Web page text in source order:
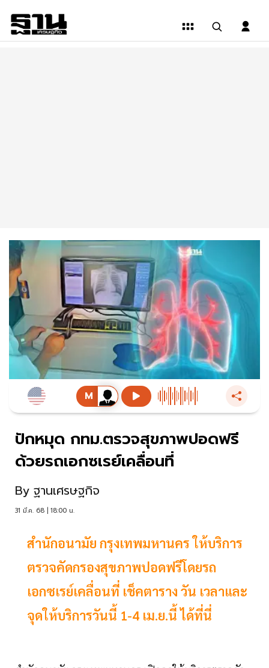
ปักหมุด กทม.ตรวจสุขภาพปอดฟรี
ด้วยรถเอกซเรย์เคลื่อนที่
By ฐานเศรษฐกิจ
31 มี.ค. 68 | 18:00 น.
สำนักอนามัย กรุงเทพมหานคร ให้บริการ
ตรวจคัดกรองสุขภาพปอดฟรีโดยรถ
เอกซเรย์เคลื่อนที่ เช็คตาราง วัน เวลาและ
จุดให้บริการวันนี้ 1-4 เม.ย.นี้ ได้ที่นี่